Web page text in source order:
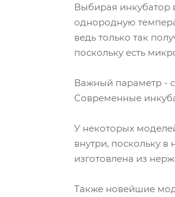
Выбирая инкубатор
однородную
ведь только так
поскольку есть
Важный параметр -
Современные
У некоторых
внутри, поскольку
изготовлена из
Также новейшие